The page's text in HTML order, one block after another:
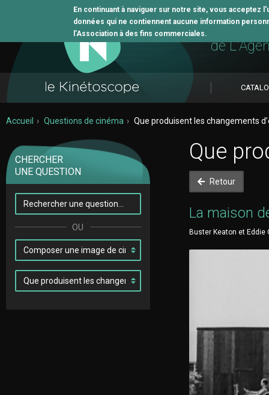
En continuant à naviguer sur notre site, vous
données qui ne contiennent aucune information
l’Association à des fins commerciales. L'outil
de
Accueil Questions de cinéma Que produisent les changements
CHERCHER
UNE QUESTION
Que
Retour
La maison
Buster Keaton et Eddie